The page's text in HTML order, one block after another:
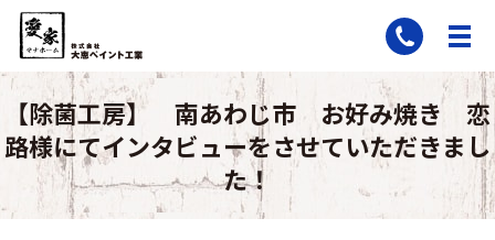
【除菌工房】 南あわじ市 お好み焼き 恋
路様にてインタビューをさせていただきまし
た！